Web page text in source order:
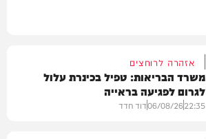
אזהרה לרוחצים
משרד הבריאות: טפיל בכינרת עלול
לגרום לפגיעה בראייה
22:35
06/08/26דוד חדד